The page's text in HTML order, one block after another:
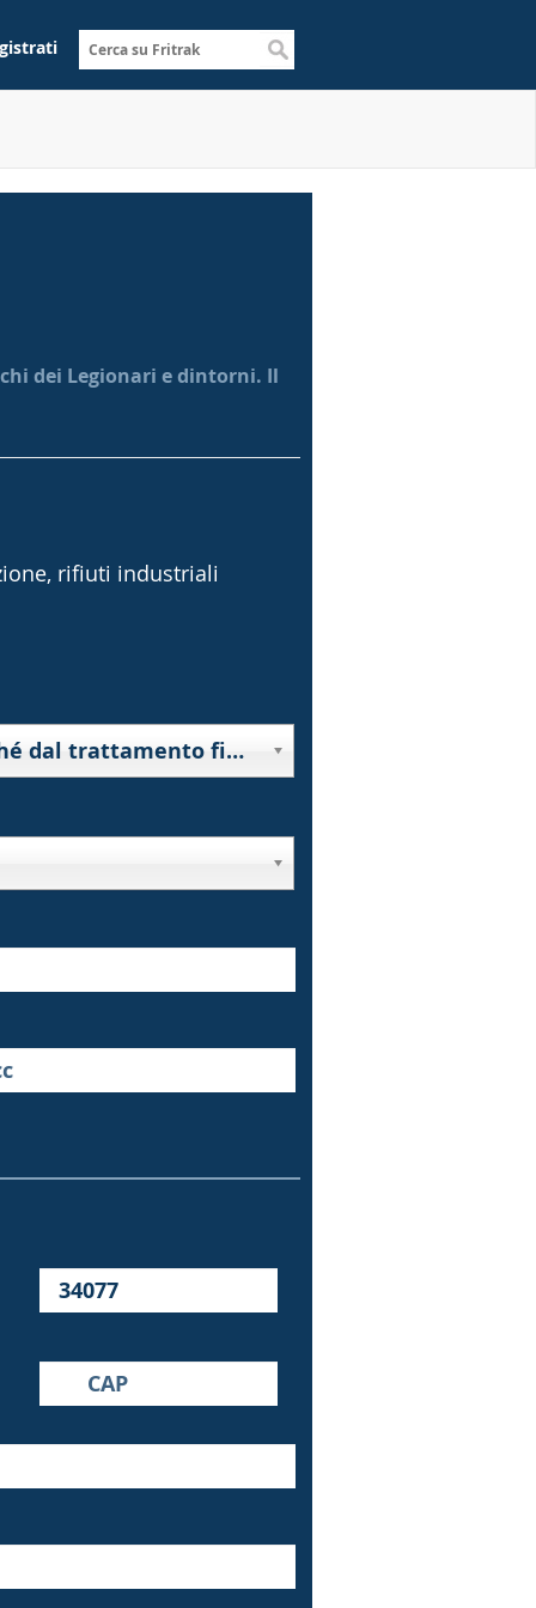
dei Legionari e dintorni. Il
rifiuti industriali
10000 - Rifiuti derivanti da prospezione, estrazione da miniera o cava, nonché dal trattamento fisico o chimico di minerali